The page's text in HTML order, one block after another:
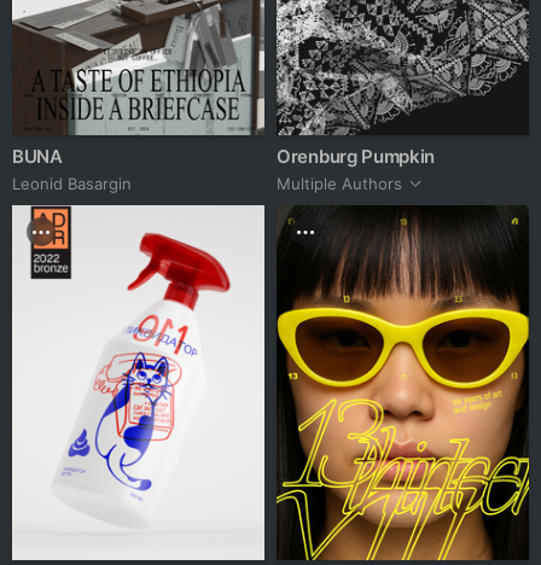
BUNA
Leonid Basargin
Orenburg Pumpkin
Multiple Authors